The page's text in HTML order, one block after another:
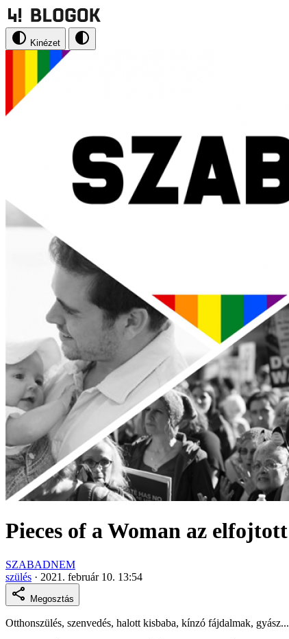
Kinézet
Pieces of a Woman az
SZABADNEM
szülés · 2021. február 10. 13:54
Megosztás
Otthonszülés, szenvedés, halott kisbaba, kínzó fájdalmak,